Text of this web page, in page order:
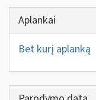
Aplankai
Bet kurį aplanką